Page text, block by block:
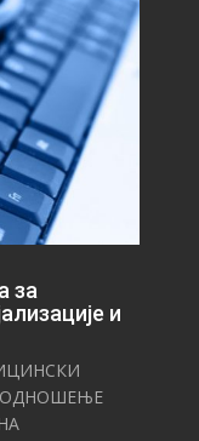
за
и